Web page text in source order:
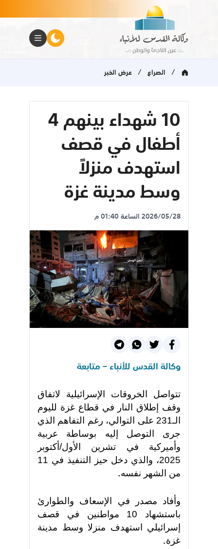
/ الصراع / عرض الخبر
10 شهداء بينهم 4
أطفال في قصف
استهدف منزلاً
وسط مدينة غزة
2026/05/28 الساعة 01:40 م
وكالة القدس للأنباء – متابعة
تتواصل الخروقات الإسرائيلية لاتفاق
وقف إطلاق النار في قطاع غزة لليوم
الـ231 على التوالي، رغم التفاهم الذي
جرى التوصل إليه بوساطة عربية
وأميركية في تشرين الأول/أكتوبر
2025، والذي دخل حيز التنفيذ في 11
من الشهر نفسه.
وأفاد مصدر في الإسعاف والطوارئ
باستشهاد 10 مواطنين في قصف
إسرائيلي استهدف منزلا وسط مدينة
غزة.